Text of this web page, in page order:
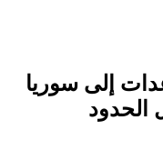
إلى سوريا